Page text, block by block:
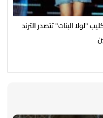
"لولا البنات" تتصدر الترند